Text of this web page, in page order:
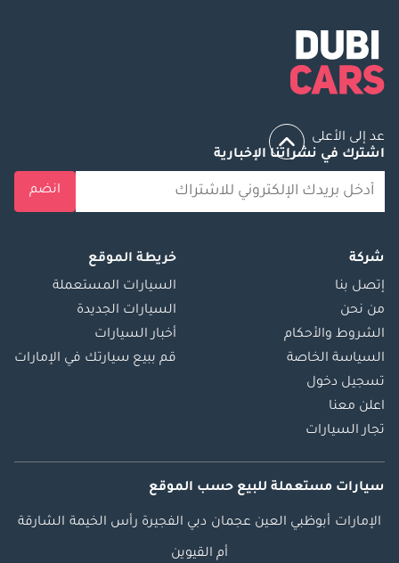
عد إلى الأعلى
اشترك في نشراتنا الإخبارية
انضم
شركة
إتصل بنا
من نحن
الشروط والأحكام
السياسة الخاصة
تسجيل دخول
اعلن معنا
تجار السيارات
خريطة الموقع
السيارات المستعملة
السيارات الجديدة
أخبار السيارات
قم ببيع سيارتك في الإمارات
سيارات مستعملة للبيع حسب الموقع
الإمارات أبوظبي العين عجمان دبي الفجيرة رأس الخيمة الشارقة
أم القيوين